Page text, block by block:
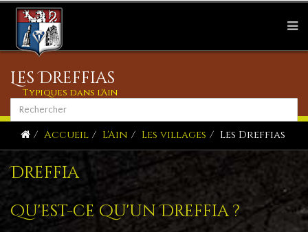
Les Dreffias
Typiques dans l'Ain
Accueil L'Ain Les villages Les Dreffias
Dreffia
Qu'est-ce qu'un Dreffia ?